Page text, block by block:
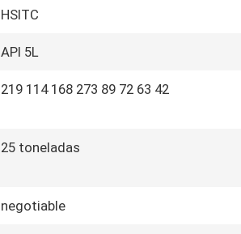
HSITC
API 5L
219 114 168 273 89 72 63 42
25 toneladas
negotiable